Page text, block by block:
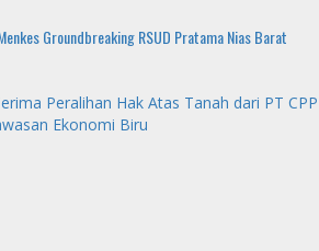
Groundbreaking RSUD Pratama Nias Barat
Peralihan Hak Atas Tanah dari PT CPP
Ekonomi Biru